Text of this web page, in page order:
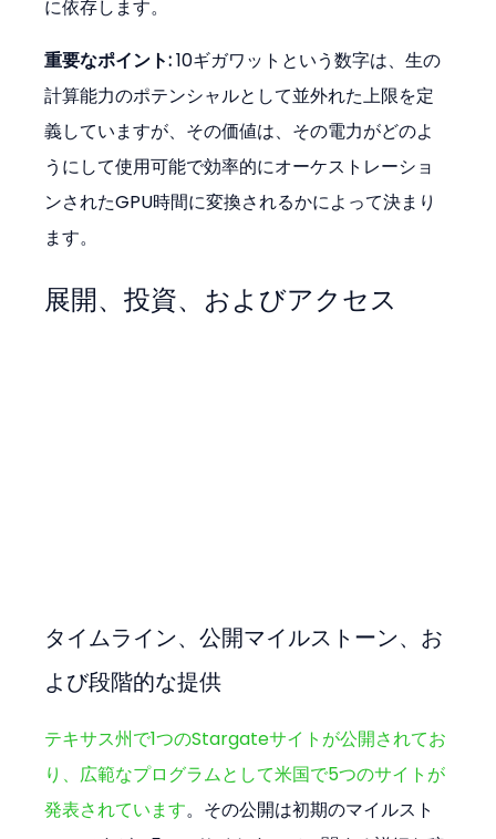
に依存します。
重要なポイント: 10ギガワットという数字は、生の
計算能力のポテンシャルとして並外れた上限を定
義していますが、その価値は、その電力がどのよ
うにして使用可能で効率的にオーケストレーショ
ンされたGPU時間に変換されるかによって決まり
ます。
展開、投資、およびアクセス
タイムライン、公開マイルストーン、お
よび段階的な提供
テキサス州で1つのStargateサイトが公開されてお
り、広範なプログラムとして米国で5つのサイトが
発表されています。その公開は初期のマイルスト